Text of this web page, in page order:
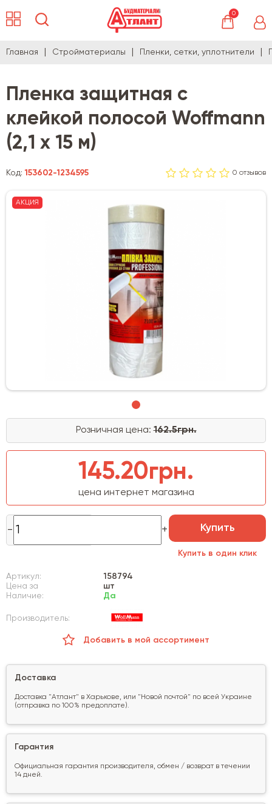
0
Главная Стройматериалы Пленки, сетки, уплотнители
Пленка защитная с
клейкой полосой Woffmann
(2,1 х 15 м)
Код:153602-1234595 0 отзывов
АКЦИЯ
Розничная цена:162.5грн.
145.20грн.
цена интернет магазина
Купить
Купить в один клик
Артикул:
158794
Цена за
шт
Наличие:
Да
Производитель:
Добавить в мой ассортимент
Доставка
Доставка "Атлант" в Харькове, или "Новой почтой" по всей Украине
(отправка по 100% предоплате).
Гарантия
Официальная гарантия производителя, обмен / возврат в течении
14 дней.